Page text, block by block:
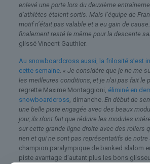
enlevé une porte lors du deuxième
d’athlètes étaient sortis. Mais l’équipe de
motif n’était pas valable et a eu gain de
finalement resté le même pour la descente
glissé Vincent Gauthier.
Au snowboardcross aussi, la frilosité s’est
cette semaine. « Je considère que je ne me
les meilleures conditions, et je n’ai pas fait le
regrette Maxime Montaggioni, éliminé en
snowboardcross, dimanche. En début de
une belle piste engagée avec des beaux
jour, ils n’ont fait que réduire les modules
sur cette grande ligne droite avec des rollers
rien et qui ne sont pas représentatifs de notre
champion paralympique de banked slalom
piste avantage d’autant plus les bons